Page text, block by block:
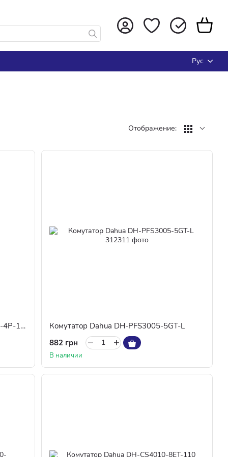
Рус
Отображение:
POE комутатор Dahua DH-PFS4206-4P-120
Комутатор Dahua DH-PFS3005-5GT-L
882 грн
В наличии